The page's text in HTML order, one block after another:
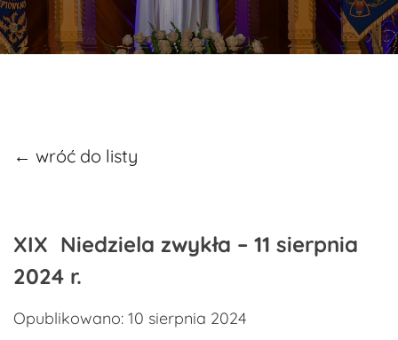
← wróć do listy
​XIX Niedziela zwykła – 11 sierpnia
2024 r.
Opublikowano: 10 sierpnia 2024